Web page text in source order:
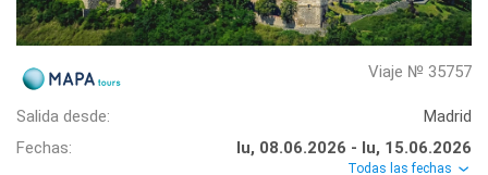
Viaje № 35757
Salida desde:
Madrid
Fechas:
lu, 08.06.2026 - lu, 15.06.2026
Todas las fechas